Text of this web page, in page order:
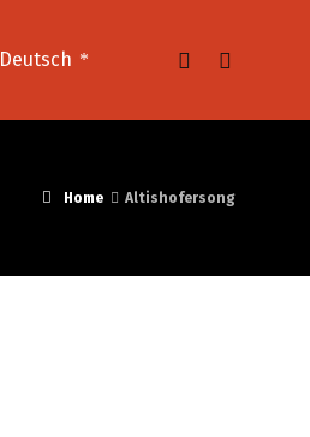
Deutsch
Home Altishofersong